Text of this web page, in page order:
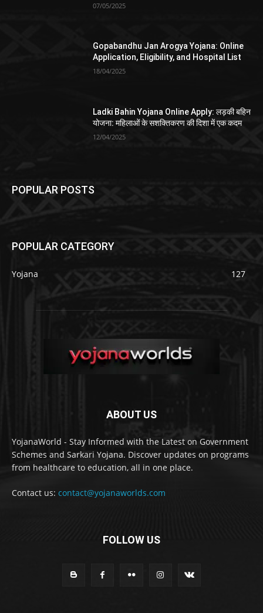
07/05/2025
Gopabandhu Jan Arogya Yojana: Online
Application, Eligibility, and Hospital List
18/04/2025
Ladki Bahin Yojana Online Apply: लड़की बहिन
योजना: महिलाओं के सशक्तिकरण की दिशा में एक कदम
12/04/2025
POPULAR POSTS
POPULAR CATEGORY
Yojana 127
ABOUT US
YojanaWorld - Stay Informed with the Latest on Government
Schemes and Sarkari Yojana. Discover updates on programs
from healthcare to education, all in one place.
Contact us: contact@yojanaworlds.com
FOLLOW US